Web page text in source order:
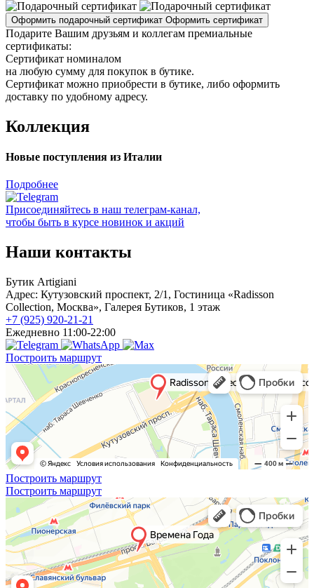
Оформить подарочный сертификат Оформить сертификат
Подарите Вашим друзьям и коллегам премиальные
сертификаты:
Сертификат номиналом
на любую сумму для покупок в бутике.
Сертификат можно приобрести в бутике, либо оформить
доставку по удобному адресу.
Коллекция
Новые поступления из Италии
Подробнее
Присоединяйтесь в наш телеграм-канал,
чтобы быть в курсе новинок и акций
Наши контакты
Бутик Artigiani
Адрес: Кутузовский проспект, 2/1, Гостиница «Radisson
Collection, Москва», Галерея Бутиков, 1 этаж
+7 (925) 920-21-21
Ежедневно 11:00-22:00
Построить маршрут
Построить маршрут
Построить маршрут